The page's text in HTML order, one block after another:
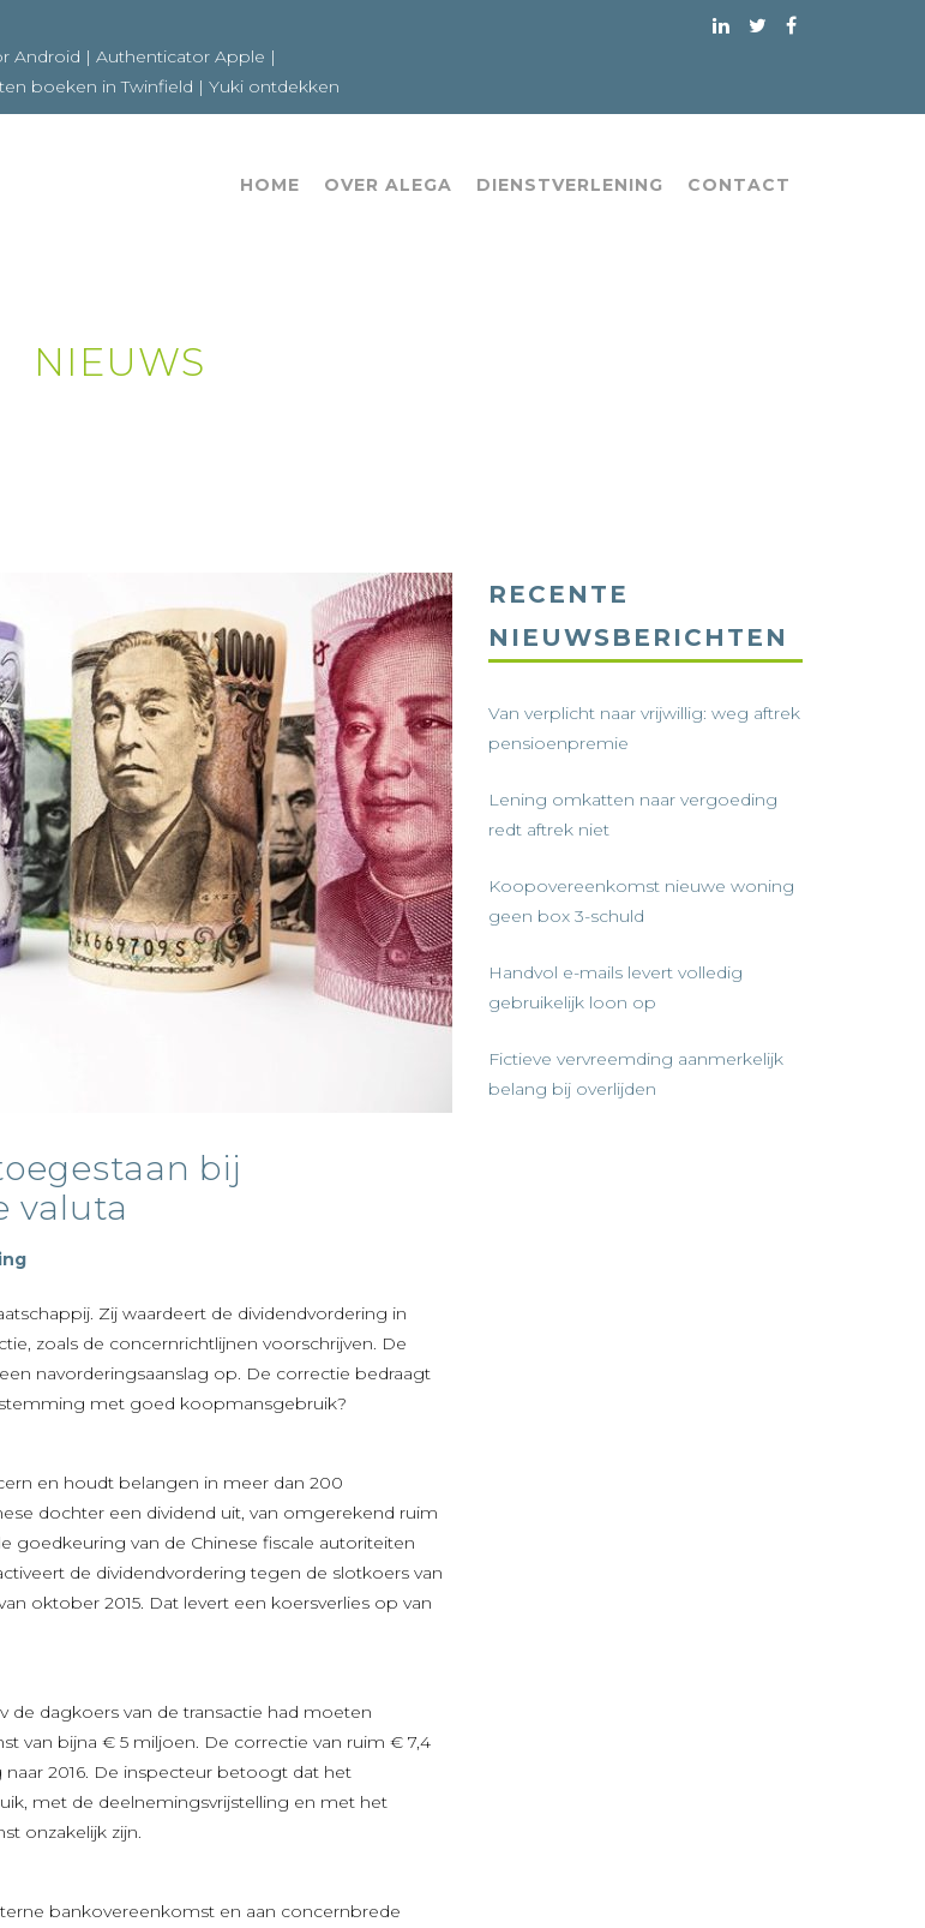
Midwoud
Android | Authenticator Apple |
boeken in Twinfield | Yuki ontdekken
HOME OVER ALEGA DIENSTVERLENING CONTACT
NIEUWS
bij
valuta
Zij waardeert de dividendvordering in
zoals de concernrichtlijnen voorschrijven. De
navorderingsaanslag op. De correctie bedraagt
met goed koopmansgebruik?
en houdt belangen in meer dan 200
dochter een dividend uit, van omgerekend ruim
goedkeuring van de Chinese fiscale autoriteiten
de dividendvordering tegen de slotkoers van
oktober 2015. Dat levert een koersverlies op van
de dagkoers van de transactie had moeten
van bijna € 5 miljoen. De correctie van ruim € 7,4
2016. De inspecteur betoogt dat het
met de deelnemingsvrijstelling en met het
onzakelijk zijn.
bankovereenkomst en aan concernbrede
RECENTE
NIEUWSBERICHTEN
Van verplicht naar vrijwillig: weg aftrek
pensioenpremie
Lening omkatten naar vergoeding
redt aftrek niet
Koopovereenkomst nieuwe woning
geen box 3-schuld
Handvol e-mails levert volledig
gebruikelijk loon op
Fictieve vervreemding aanmerkelijk
belang bij overlijden